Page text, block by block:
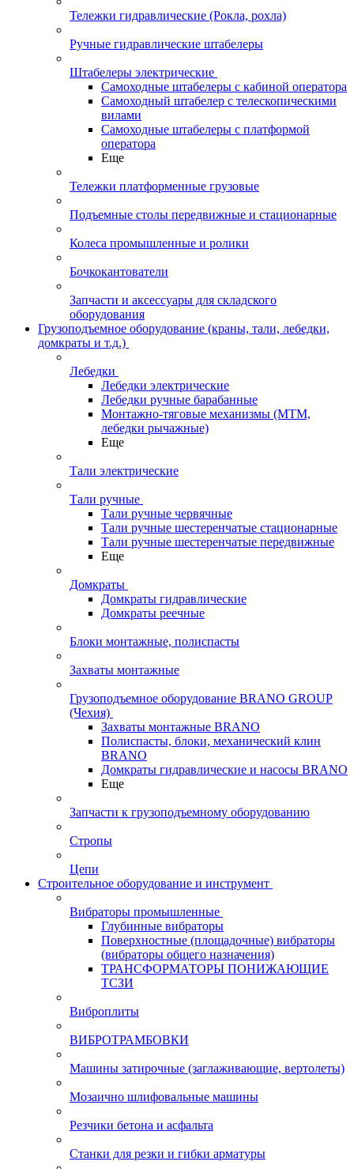
Тележки гидравлические (Рокла, рохла)
Ручные гидравлические штабелеры
Штабелеры электрические
Самоходные штабелеры с кабиной оператора
Самоходный штабелер с телескопическими
вилами
Самоходные штабелеры с платформой
оператора
Еще
Тележки платформенные грузовые
Подъемные столы передвижные и стационарные
Колеса промышленные и ролики
Бочкокантователи
Запчасти и аксессуары для складского
оборудования
Грузоподъемное оборудование (краны, тали, лебедки,
домкраты и т.д.)
Лебедки
Лебедки электрические
Лебедки ручные барабанные
Монтажно-тяговые механизмы (МТМ,
лебедки рычажные)
Еще
Тали электрические
Тали ручные
Тали ручные червячные
Тали ручные шестеренчатые стационарные
Тали ручные шестеренчатые передвижные
Еще
Домкраты
Домкраты гидравлические
Домкраты реечные
Блоки монтажные, полиспасты
Захваты монтажные
Грузоподъемное оборудование BRANO GROUP
(Чехия)
Захваты монтажные BRANO
Полиспасты, блоки, механический клин
BRANO
Домкраты гидравлические и насосы BRANO
Еще
Запчасти к грузоподъемному оборудованию
Стропы
Цепи
Строительное оборудование и инструмент
Вибраторы промышленные
Глубинные вибраторы
Поверхностные (площадочные) вибраторы
(вибраторы общего назначения)
ТРАНСФОРМАТОРЫ ПОНИЖАЮЩИЕ
ТСЗИ
Виброплиты
ВИБРОТРАМБОВКИ
Машины затирочные (заглаживающие, вертолеты)
Мозаично шлифовальные машины
Резчики бетона и асфальта
Станки для резки и гибки арматуры